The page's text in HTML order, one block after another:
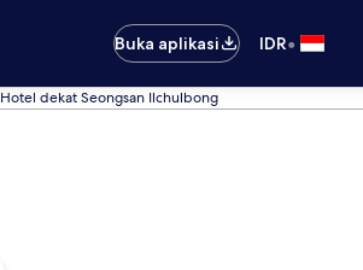
Buka aplikasi
IDR•
Hotel dekat Seongsan Ilchulbong